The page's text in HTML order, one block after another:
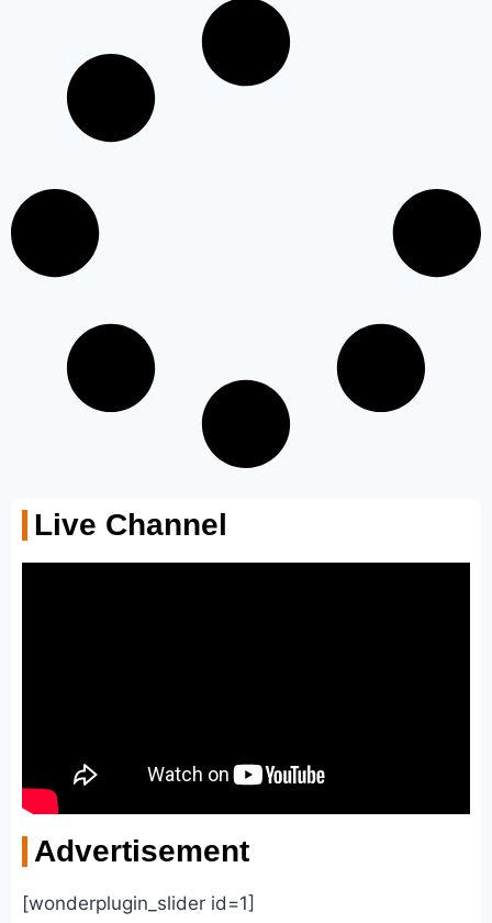
Live Channel
Advertisement
[wonderplugin_slider id=1]